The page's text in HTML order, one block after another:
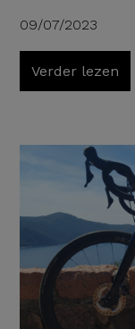
09/07/2023
Verder lezen